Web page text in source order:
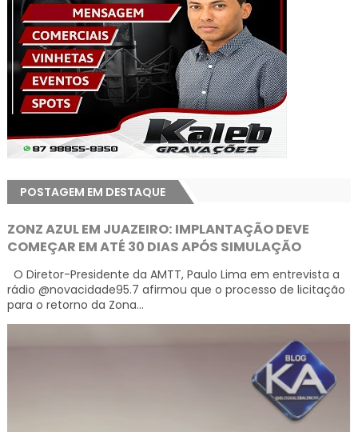
POSTAGEM EM DESTAQUE
ZONZ AZUL EM JUAZEIRO: IMPLANTAÇÃO DEVE
COMEÇAR EM ATÉ 30 DIAS APÓS SIMULAÇÃO
O Diretor-Presidente da AMTT, Paulo Lima em entrevista a
rádio @novacidade95.7 afirmou que o processo de licitação
para o retorno da Zona...